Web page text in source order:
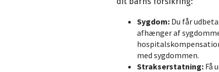
Sygdom: Du får
afhænger af
med sygdommen.
Strakserstatning: Få